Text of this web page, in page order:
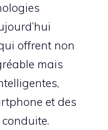
offrent non
mais
et des